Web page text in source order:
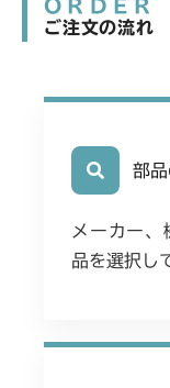
ORDER
ご注文の流れ
部
メーカー
品を選択し